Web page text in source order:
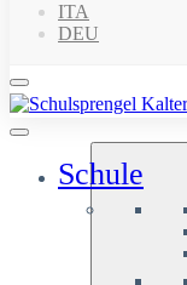
ITA
DEU
Schule